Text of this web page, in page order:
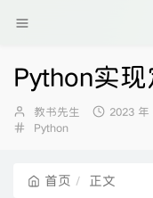
Python实
博
主：
教书先生
发
2023 年
分
Python
首页 正文